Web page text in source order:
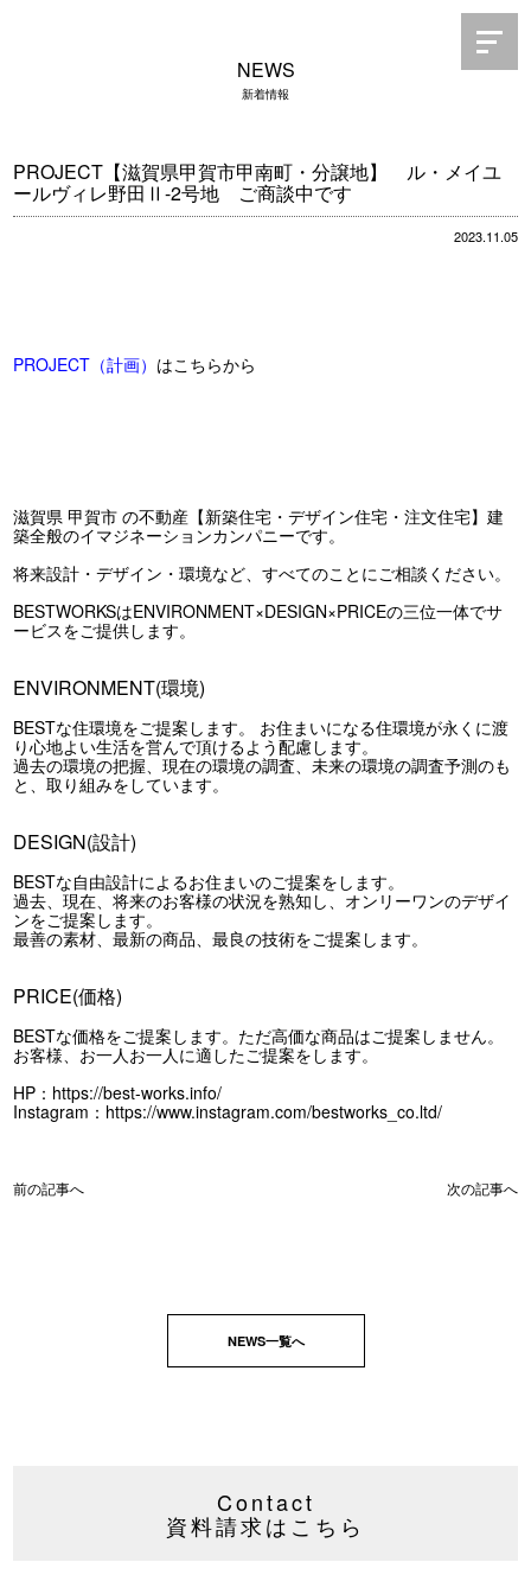
NEWS
新着情報
PROJECT【滋賀県甲賀市甲南町・分譲地】 ル・メイユ
ールヴィレ野田Ⅱ-2号地 ご商談中です
2023.11.05
PROJECT（計画） はこちらから
滋賀県 甲賀市 の不動産【新築住宅・デザイン住宅・注文住宅】建
築全般のイマジネーションカンパニーです。
将来設計・デザイン・環境など、すべてのことにご相談ください。
BESTWORKSはENVIRONMENT×DESIGN×PRICEの三位一体でサ
ービスをご提供します。
ENVIRONMENT(環境)
BESTな住環境をご提案します。 お住まいになる住環境が永くに渡
り心地よい生活を営んで頂けるよう配慮します。
過去の環境の把握、現在の環境の調査、未来の環境の調査予測のも
と、取り組みをしています。
DESIGN(設計)
BESTな自由設計によるお住まいのご提案をします。
過去、現在、将来のお客様の状況を熟知し、オンリーワンのデザイ
ンをご提案します。
最善の素材、最新の商品、最良の技術をご提案します。
PRICE(価格)
BESTな価格をご提案します。ただ高価な商品はご提案しません。
お客様、お一人お一人に適したご提案をします。
HP： https://best-works.info/
Instagram： https://www.instagram.com/bestworks_co.ltd/
前の記事へ 次の記事へ
NEWS一覧へ
Contact
資料請求はこちら